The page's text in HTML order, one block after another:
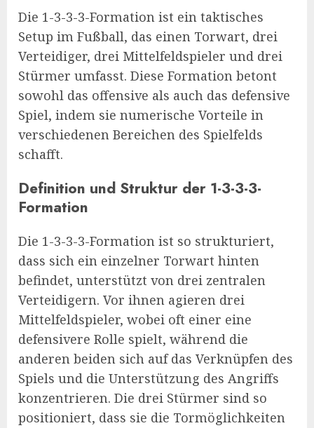
Die 1-3-3-3-Formation ist ein taktisches
Setup im Fußball, das einen Torwart, drei
Verteidiger, drei Mittelfeldspieler und drei
Stürmer umfasst. Diese Formation betont
sowohl das offensive als auch das defensive
Spiel, indem sie numerische Vorteile in
verschiedenen Bereichen des Spielfelds
schafft.
Definition und Struktur der 1-3-3-3-
Formation
Die 1-3-3-3-Formation ist so strukturiert,
dass sich ein einzelner Torwart hinten
befindet, unterstützt von drei zentralen
Verteidigern. Vor ihnen agieren drei
Mittelfeldspieler, wobei oft einer eine
defensivere Rolle spielt, während die
anderen beiden sich auf das Verknüpfen des
Spiels und die Unterstützung des Angriffs
konzentrieren. Die drei Stürmer sind so
positioniert, dass sie die Tormöglichkeiten